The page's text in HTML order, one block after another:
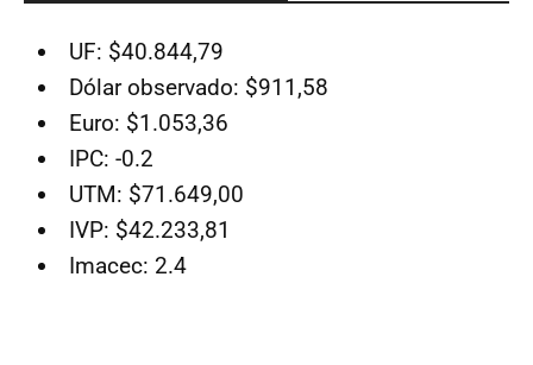
UF: $40.844,79
Dólar observado: $911,58
Euro: $1.053,36
IPC: -0.2
UTM: $71.649,00
IVP: $42.233,81
Imacec: 2.4